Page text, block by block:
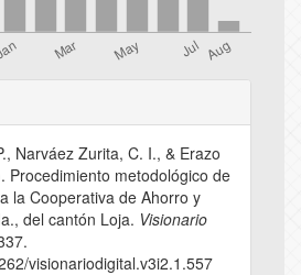
Narváez Zurita, C. I., & Erazo
Procedimiento metodológico de
la Cooperativa de Ahorro y
del cantón Loja. Visionario
visionariodigital.v3i2.1.557